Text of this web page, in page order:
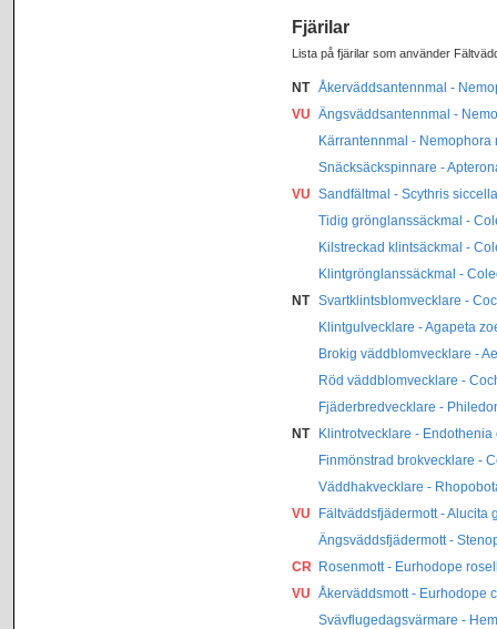
Fjärilar
Lista på fjärilar som använder
NT
Åkerväddsantennmal -
VU Ängsväddsantennmal -
Kärrantennmal - Nemophora
Snäcksäckspinnare -
VU Sandfältmal - Scythris siccella
Tidig grönglanssäckmal -
Kilstreckad klintsäckmal -
Klintgrönglanssäckmal -
NT
Svartklintsblomvecklare -
Klintgulvecklare - Agapeta
Brokig väddblomvecklare -
Röd väddblomvecklare -
Fjäderbredvecklare -
NT
Klintrotvecklare -
Finmönstrad brokvecklare -
Väddhakvecklare -
VU
Fältväddsfjädermott - Alucita
Ängsväddsfjädermott -
CR Rosenmott - Eurhodope
VU Åkerväddsmott - Eurhodope
Svävflugedagsvärmare -